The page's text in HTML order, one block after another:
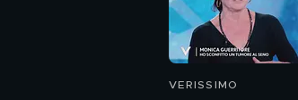
VERISSIMO